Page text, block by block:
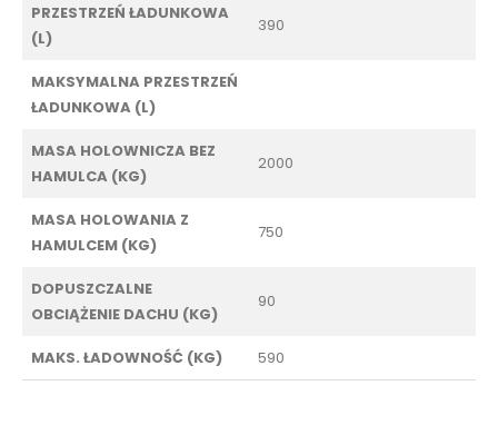
PRZESTRZEŃ ŁADUNKOWA
(L)
390
MAKSYMALNA PRZESTRZEŃ
ŁADUNKOWA (L)
MASA HOLOWNICZA BEZ
HAMULCA (KG)
2000
MASA HOLOWANIA Z
HAMULCEM (KG)
750
DOPUSZCZALNE
OBCIĄŻENIE DACHU (KG)
90
MAKS. ŁADOWNOŚĆ (KG) 590